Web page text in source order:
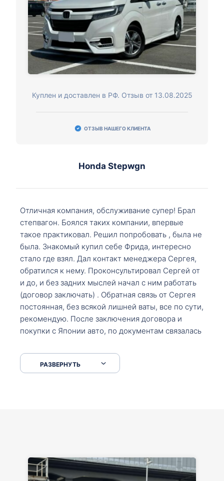
Куплен и доставлен в РФ. Отзыв от 13.08.2025
ОТЗЫВ НАШЕГО КЛИЕНТА
Honda Stepwgn
Отличная компания, обслуживание супер! Брал
степвагон. Боялся таких компании, впервые
такое практиковал. Решил попробовать , была не
была. Знакомый купил себе Фрида, интересно
стало где взял. Дал контакт менеджера Сергея,
обратился к нему. Проконсультировал Сергей от
и до, и без задних мыслей начал с ним работать
(договор заключать) . Обратная связь от Сергея
постоянная, без всякой лишней ваты, все по сути,
рекомендую. После заключения договора и
покупки с Японии авто, по документам связалась
что заполнить, куда зайти, образцы и т.д. После
приехал за авто. Меня тепло встретили Сергей с
РАЗВЕРНУТЬ